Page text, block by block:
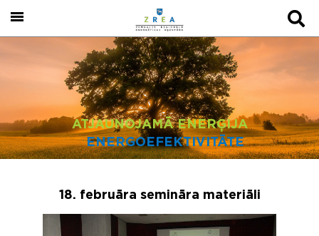
ATJAUNOJAMĀ ENERĢIJA
ENERGOEFEKTIVITĀTE
18. februāra semināra materiāli